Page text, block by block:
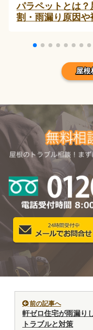
パラペットとは
割・雨漏り原因
屋根
前の記事へ
軒ゼロ住宅が雨漏り
トラブルと対策